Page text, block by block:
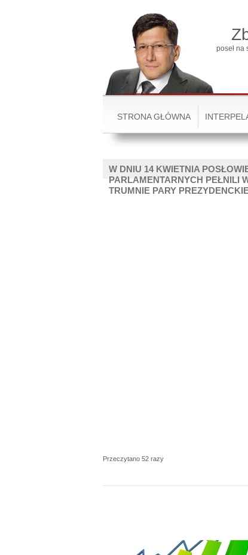
poseł na
STRONA GŁÓWNA
W DNIU 14 KWIETNIA
PARLAMENTARNYCH PEŁNILI
TRUMNIE PARY
Przeczytano 52 razy